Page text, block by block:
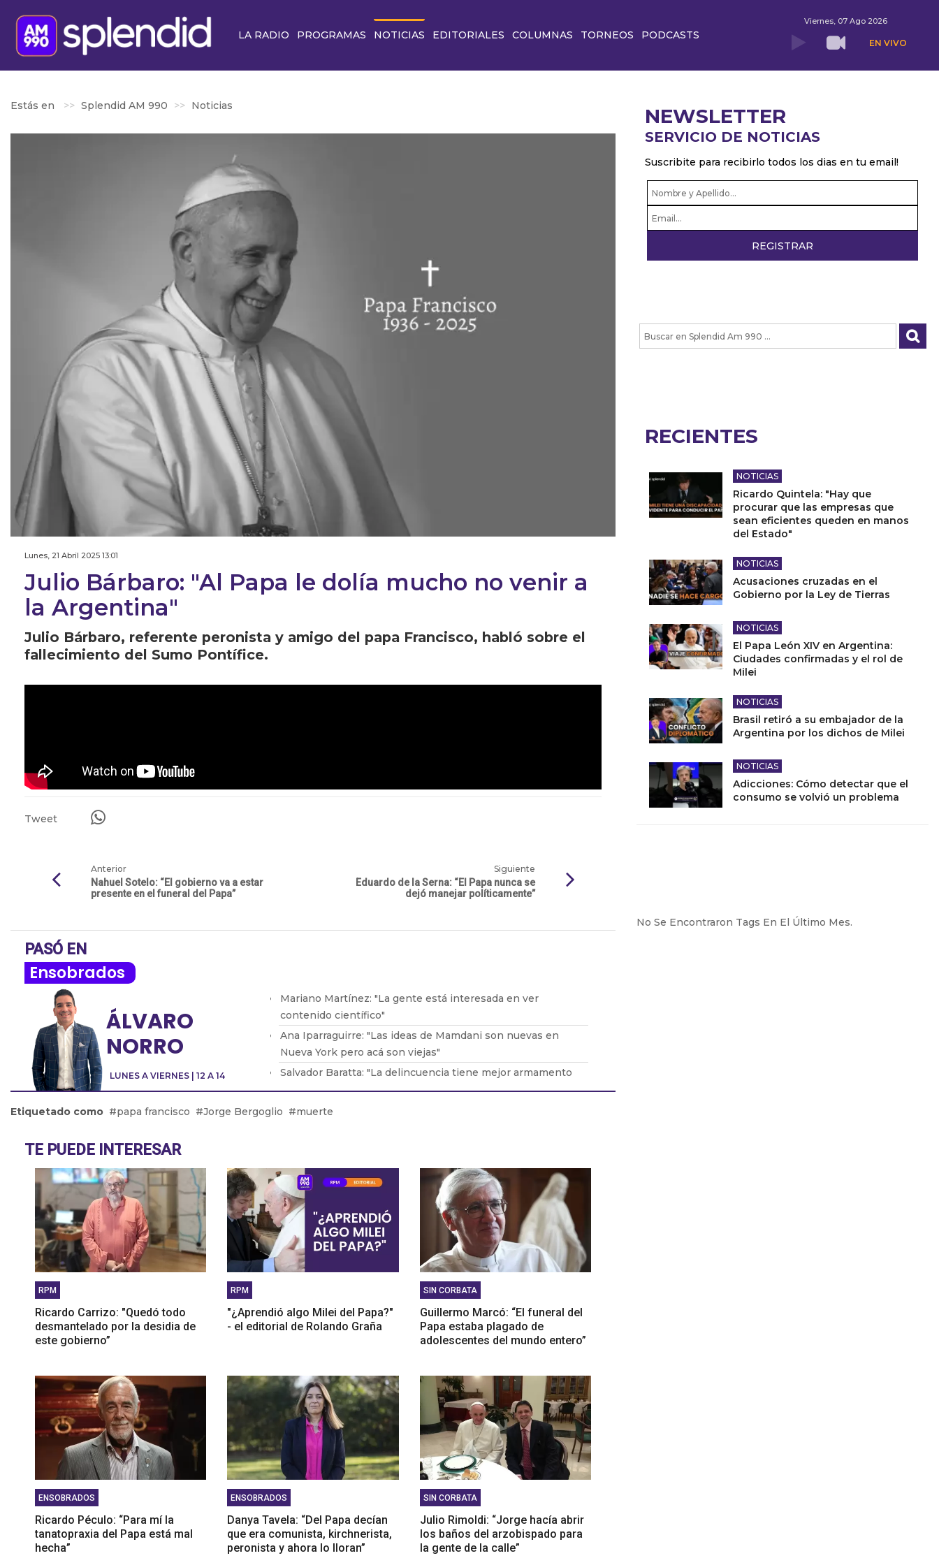
LA RADIO PROGRAMAS NOTICIAS EDITORIALES COLUMNAS TORNEOS PODCASTS
Viernes, 07 Ago 2026
EN VIVO
Estás en Splendid AM 990 Noticias
Lunes, 21 Abril 2025 13:01
Julio Bárbaro: "Al Papa le dolía mucho no venir a
la Argentina"
Julio Bárbaro, referente peronista y amigo del papa Francisco, habló sobre el
fallecimiento del Sumo Pontífice.
Tweet
Anterior
Nahuel Sotelo: “El gobierno va a estar
presente en el funeral del Papa”
Siguiente
Eduardo de la Serna: “El Papa nunca se
dejó manejar políticamente”
PASÓ EN
Ensobrados
LUNES A VIERNES | 12 A 14
ÁLVARO
NORRO
Mariano Martínez: "La gente está interesada en ver
contenido científico"
Ana Iparraguirre: "Las ideas de Mamdani son nuevas en
Nueva York pero acá son viejas"
Salvador Baratta: "La delincuencia tiene mejor armamento
que la seguridad”
Jaime Durán Barba: "Milei no tiene apego a la
Etiquetado como papa francisco Jorge Bergoglio muerte
TE PUEDE INTERESAR
RPM
Ricardo Carrizo: "Quedó todo
desmantelado por la desidia de
este gobierno”
RPM
"¿Aprendió algo Milei del Papa?"
- el editorial de Rolando Graña
SIN CORBATA
Guillermo Marcó: “El funeral del
Papa estaba plagado de
adolescentes del mundo entero”
ENSOBRADOS
Ricardo Péculo: “Para mí la
tanatopraxia del Papa está mal
hecha”
ENSOBRADOS
Danya Tavela: “Del Papa decían
que era comunista, kirchnerista,
peronista y ahora lo lloran”
SIN CORBATA
Julio Rimoldi: “Jorge hacía abrir
los baños del arzobispado para
la gente de la calle”
NEWSLETTER
SERVICIO DE NOTICIAS
Suscribite para recibirlo todos los dias en tu email!
RECIENTES
NOTICIAS
Ricardo Quintela: "Hay que
procurar que las empresas que
sean eficientes queden en manos
del Estado"
NOTICIAS
Acusaciones cruzadas en el
Gobierno por la Ley de Tierras
NOTICIAS
El Papa León XIV en Argentina:
Ciudades confirmadas y el rol de
Milei
NOTICIAS
Brasil retiró a su embajador de la
Argentina por los dichos de Milei
NOTICIAS
Adicciones: Cómo detectar que el
consumo se volvió un problema
No Se Encontraron Tags En El Último Mes.